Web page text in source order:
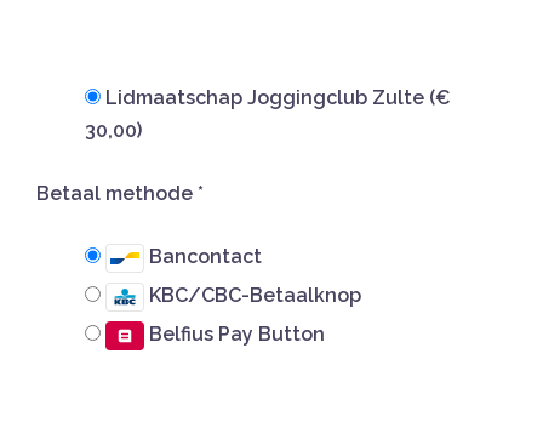
Lidmaatschap Joggingclub Zulte (€
30,00)
Betaal methode *
Bancontact
KBC/CBC-Betaalknop
Belfius Pay Button